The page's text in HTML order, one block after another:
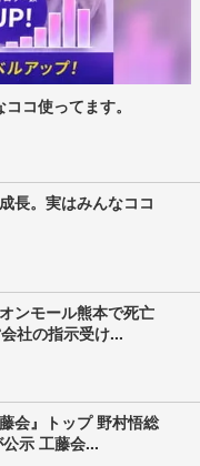
コ使ってます。
長。実はみんなココ
ンモール熊本で死亡
社の指示受け...
会』トップ 野村悟総
示 工藤会...